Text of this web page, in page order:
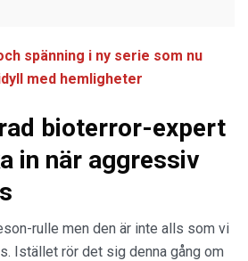
spänning i ny serie som nu
med hemligheter
bioterror-expert
in när aggressiv
rulle men den är inte alls som vi
Istället rör det sig denna gång om